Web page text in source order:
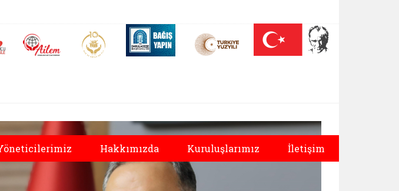
sekmede açılır)
Koruyucu Aile (yeni sekmede açılır)
AİLEM İletişim Merkezi (yeni sekmede açılır)
Aile ve Nüfus On Yılı (yeni sekmede açılır)Darülaceze bağış sayfası (yeni sekmede açılır)
Hakkımızda Kuruluşlarımız İletişim